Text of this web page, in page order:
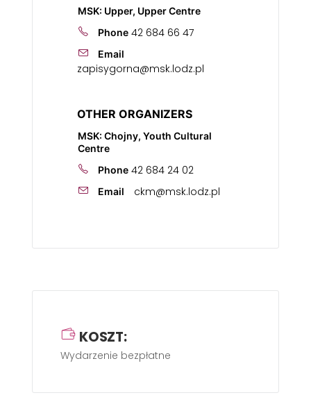
MSK: Upper, Upper Centre
Phone 42 684 66 47
Email
zapisygorna@msk.lodz.pl
OTHER ORGANIZERS
MSK: Chojny, Youth Cultural
Centre
Phone 42 684 24 02
Email ckm@msk.lodz.pl
KOSZT:
Wydarzenie bezpłatne